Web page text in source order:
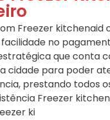
Freezer kitchenaid
no
que conta
cidade para poder
prestando todos
Freezer
ki